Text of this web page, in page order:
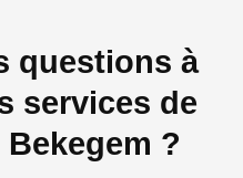
questions à
services de
?